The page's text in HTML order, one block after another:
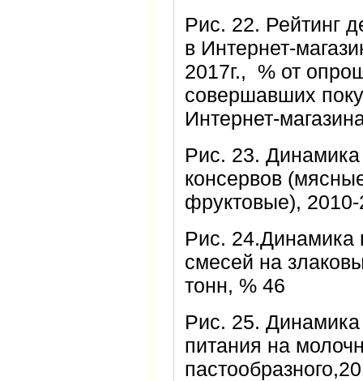
Рис. 22. Рейтинг
в Интернет-
2017г., % от
совершавших
Интернет-
Рис. 23. Динамика
консервов
фруктовые), 2010-
Рис. 24.Динамика
смесей на
тонн, % 46
Рис. 25. Динамика
питания на